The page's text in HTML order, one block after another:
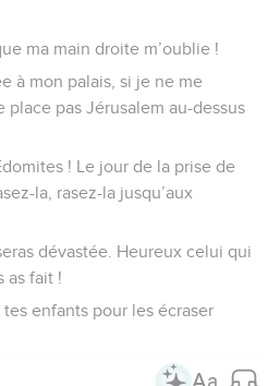
ma main droite m’oublie !
à mon palais, si je ne me
pas Jérusalem au-dessus
! Le jour de la prise de
la, rasez-la jusqu’aux
dévastée. Heureux celui qui
as fait !
enfants pour les écraser